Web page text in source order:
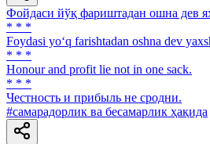
Фойдаси йўқ фариштадан ошна дев
* * *
Foydasi yo‘q farishtadan oshna dev
* * *
Honour and profit lie not in one sack.
* * *
Честность и прибыль не сродни.
#самарадорлик ва бесамарлик ҳақида